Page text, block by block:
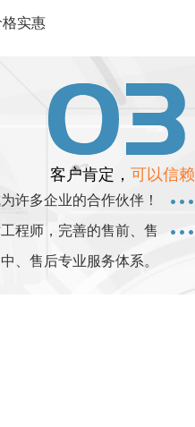
实惠
客户肯定， 可以信赖
许多企业的合作伙伴！
程师，完善的售前、售
中、售后专业服务体系。